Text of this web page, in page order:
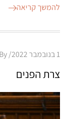
להמשך קריאה
Posted
1 בנובמבר 2022 By:
צרת הפנים